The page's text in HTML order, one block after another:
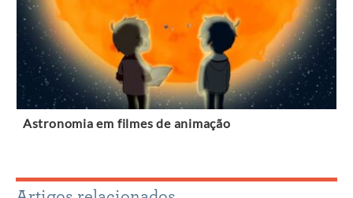
Astronomia em filmes de animação